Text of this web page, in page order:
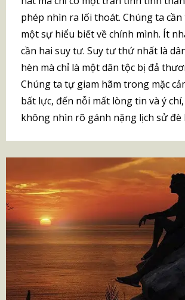
phép nhìn ra lối thoát. Chúng ta
một sự hiểu biết về chính mình. Ít
cần hai suy tư. Suy tư thứ nhất là
hèn mà chỉ là một dân tộc bị đả
Chúng ta tự giam hãm trong mặc
bất lực, đến nỗi mất lòng tin và ý
không nhìn rõ gánh nặng lịch sử đè